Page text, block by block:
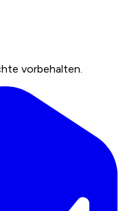
vorbehalten.